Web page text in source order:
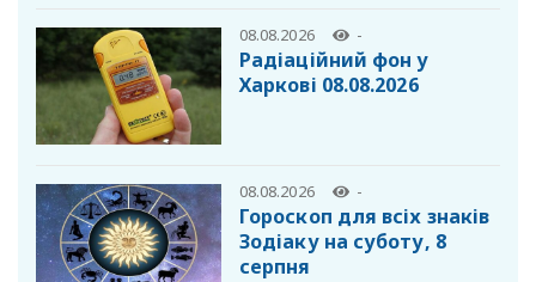
08.08.2026 -
Радіаційний фон у
Харкові 08.08.2026
08.08.2026 -
Гороскоп для всіх знаків
Зодіаку на суботу, 8
серпня